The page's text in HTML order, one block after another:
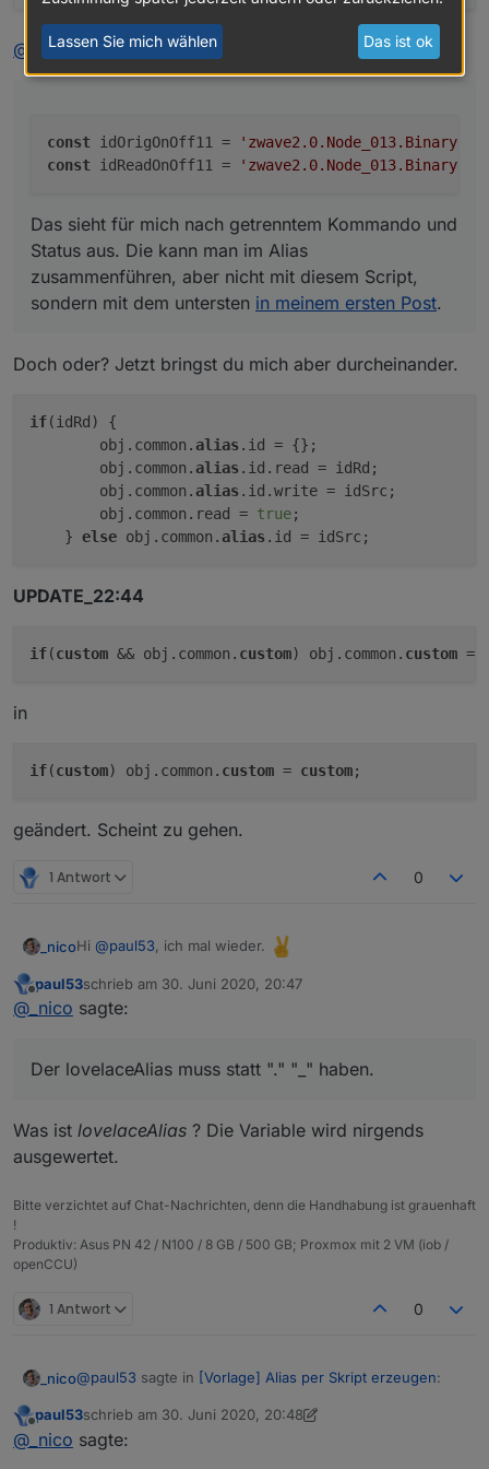
@ paul53sagte in[Vorlage] Alias per Skript erzeugen
const idOrigOnOff11 =
const idReadOnOff11 =
Das sieht für mich nach getrenntem Kommando und
Status aus. Die kann man im Alias
zusammenführen, aber nicht mit diesem Script,
sondern mit dem untersten in meinem ersten Post.
Doch oder? Jetzt bringst du mich aber durcheinander.
if(idRd) {
        obj.common.
alias .id = {};
        obj.common.
alias .id.read = idRd;
        obj.common.
alias .id.write = idSrc;
        obj.common.read =
true;
    }
else obj.common.alias
UPDATE_22:44
if(custom && obj.common. custom) obj.common. custom =
in
if(custom) obj.common. custom = custom
geändert. Scheint zu gehen.
1 Antwort 0
_nicoHi @paul53, ich mal wieder.
Ich möchte über dein Alias Skript bei den Aliases
(sql.0)und
desc = 'per Script von paul53 erstellt';
  var lovelaceAlias = idDst.replace('.','_');
  var typeAlias = 'boolean';
var custom = {"sql.0": { "enabled": true,
    var obj = {};
    if(idRd) {
        obj.common.alias.id = {};
        obj.common.alias.id.write = idSrc;
Offline
paul53schrieb am 30. Juni 2020, 20:47
zuletzt editiert von
@ _nico sagte:
Der lovelaceAlias muss statt "." "_" haben.
Was ist lovelaceAlias ? Die Variable wird nirgends
ausgewertet.
Bitte verzichtet auf Chat-Nachrichten, denn die Handhabung ist grauenhaft
!
Produktiv: Asus PN 42 / N100 / 8 GB / 500 GB; Proxmox mit 2 VM (iob /
openCCU)
1 Antwort 0
_nico@paul53 sagte in [Vorlage] Alias per Skript erzeugen:
@_nico
Offline
paul53schrieb am 30. Juni 2020, 20:48
zuletzt editiert von paul53
@ _nico sagte:
Lassen Sie mich wählen Das ist ok